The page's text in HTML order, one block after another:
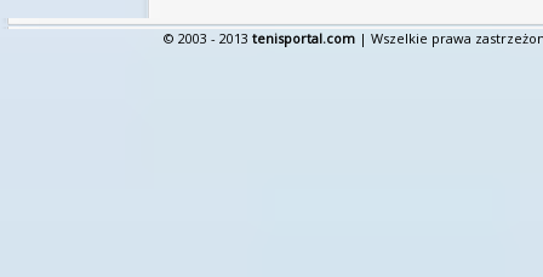
© 2003 - 2013 tenisportal.com | Wszelkie prawa